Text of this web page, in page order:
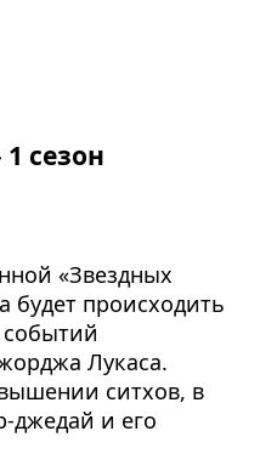
сезон
«Звездных
будет происходить
событий
Лукаса.
ситхов, в
джедай и его